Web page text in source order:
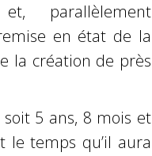
et, parallèlement
en état de la
la création de près
soit 5 ans, 8 mois et
le temps qu’il aura